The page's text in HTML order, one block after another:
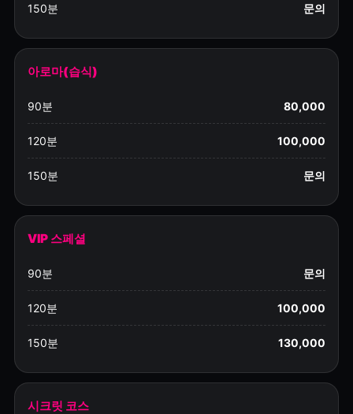
150분 문의
아로마(습식)
90분 80,000
120분 100,000
150분 문의
VIP 스페셜
90분 문의
120분 100,000
150분 130,000
시크릿 코스